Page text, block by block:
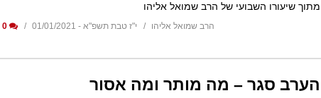
מתוך שיעורו השבועי של הרב שמואל אליהו
הרב שמואל אליהו י"ז טבת תשפ"א - 01/01/2021 0
הערב סגר – מה מותר ומה אסור